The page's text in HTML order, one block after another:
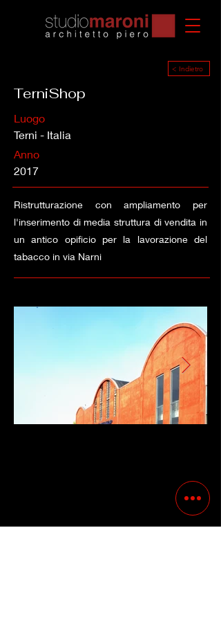
< Indietro
TerniShop
Luogo
Terni - Italia
Anno
2017
Ristrutturazione con ampliamento per
l'inserimento di media struttura di vendita in
un antico opificio per la lavorazione del
tabacco in via Narni